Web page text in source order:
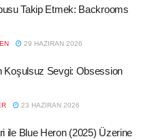
Takip Etmek: Backrooms
29 HAZIRAN 2026
Koşulsuz Sevgi: Obsession
23 HAZIRAN 2026
ile Blue Heron (2025) Üzerine